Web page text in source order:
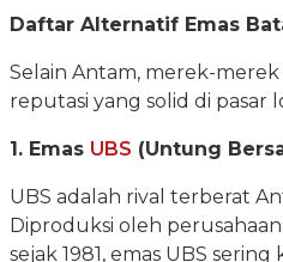
Daftar Alternatif Emas
Selain Antam, merek-
reputasi yang solid di pasar
1. Emas UBS (Untung
UBS adalah rival terberat
Diproduksi oleh perusahaan
sejak 1981, emas UBS